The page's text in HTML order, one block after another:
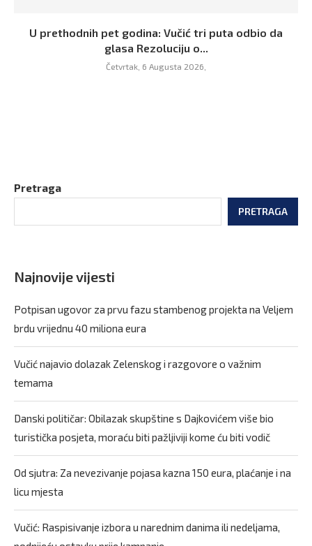
U prethodnih pet godina: Vučić tri puta odbio da
glasa Rezoluciju o...
Četvrtak, 6 Augusta 2026,
Pretraga
PRETRAGA
Najnovije vijesti
Potpisan ugovor za prvu fazu stambenog projekta na Veljem
brdu vrijednu 40 miliona eura
Vučić najavio dolazak Zelenskog i razgovore o važnim
temama
Danski političar: Obilazak skupštine s Dajkovićem više bio
turistička posjeta, moraću biti pažljiviji kome ću biti vodič
Od sjutra: Za nevezivanje pojasa kazna 150 eura, plaćanje i na
licu mjesta
Vučić: Raspisivanje izbora u narednim danima ili nedeljama,